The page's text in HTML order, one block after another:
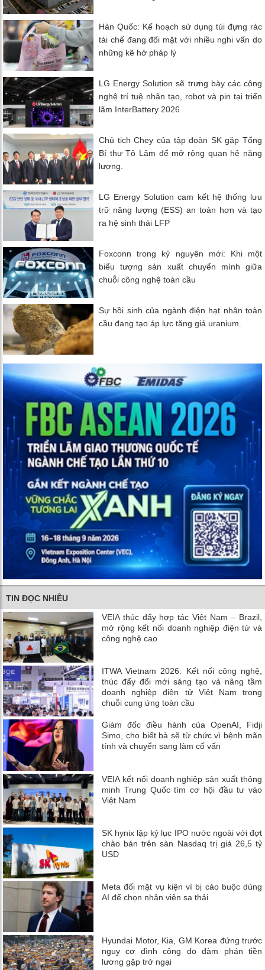
Hàn Quốc: Kế hoạch sử dụng túi đựng rác
tái chế đang đối mặt với nhiều nghi vấn do
những kẽ hở pháp lý
LG Energy Solution sẽ trưng bày các công
nghệ trí tuệ nhân tạo, robot và pin tại triển
lãm InterBattery 2026
Chủ tịch Chey của tập đoàn SK gặp Tổng
Bí thư Tô Lâm để mở rộng quan hệ năng
lượng.
LG Energy Solution cam kết hệ thống lưu
trữ năng lượng (ESS) an toàn hơn và tạo
ra hệ sinh thái LFP
Foxconn trong kỷ nguyên mới: Khi một
biểu tượng sản xuất chuyển mình giữa
chuỗi công nghệ toàn cầu
Sự hồi sinh của ngành điện hạt nhân toàn
cầu đang tạo áp lực tăng giá uranium.
TIN ĐỌC NHIỀU
VEIA thúc đẩy hợp tác Việt Nam – Brazil,
mở rộng kết nối doanh nghiệp điện tử và
công nghệ cao
ITWA Vietnam 2026: Kết nối công nghệ,
thúc đẩy đổi mới sáng tạo và nâng tầm
doanh nghiệp điện tử Việt Nam trong
chuỗi cung ứng toàn cầu
Giám đốc điều hành của OpenAI, Fidji
Simo, cho biết bà sẽ từ chức vì bệnh mãn
tính và chuyển sang làm cố vấn
VEIA kết nối doanh nghiệp sản xuất thông
minh Trung Quốc tìm cơ hội đầu tư vào
Việt Nam
SK hynix lập kỷ lục IPO nước ngoài với đợt
chào bán trên sàn Nasdaq trị giá 26,5 tỷ
USD
Meta đối mặt vụ kiện vì bị cáo buộc dùng
AI để chọn nhân viên sa thải
Hyundai Motor, Kia, GM Korea đứng trước
nguy cơ đình công do đàm phán tiền
lương gặp trở ngại